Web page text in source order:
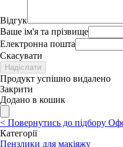
Відгук
Ваше ім'я та прізвище
Електронна пошта
Скасувати
Надіслати
Продукт успішно видалено
Закрити
Додано в кошик
< Повернутись до підбору
Категорії
Пензлики для макіяжу